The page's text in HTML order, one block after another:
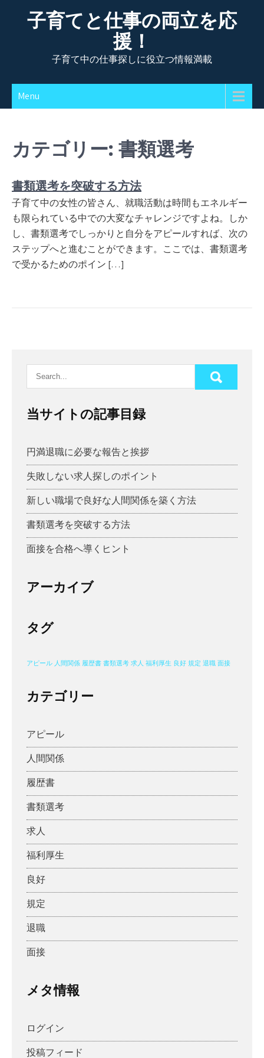
子育てと仕事の両立を応
援！
子育て中の仕事探しに役立つ情報満載
Menu
カテゴリー: 書類選考
書類選考を突破する方法
子育て中の女性の皆さん、就職活動は時間もエネルギー
も限られている中での大変なチャレンジですよね。しか
し、書類選考でしっかりと自分をアピールすれば、次の
ステップへと進むことができます。ここでは、書類選考
で受かるためのポイン […]
当サイトの記事目録
円満退職に必要な報告と挨拶
失敗しない求人探しのポイント
新しい職場で良好な人間関係を築く方法
書類選考を突破する方法
面接を合格へ導くヒント
アーカイブ
タグ
アピール 人間関係 履歴書 書類選考 求人 福利厚生 良好 規定 退職 面接
カテゴリー
アピール
人間関係
履歴書
書類選考
求人
福利厚生
良好
規定
退職
面接
メタ情報
ログイン
投稿フィード